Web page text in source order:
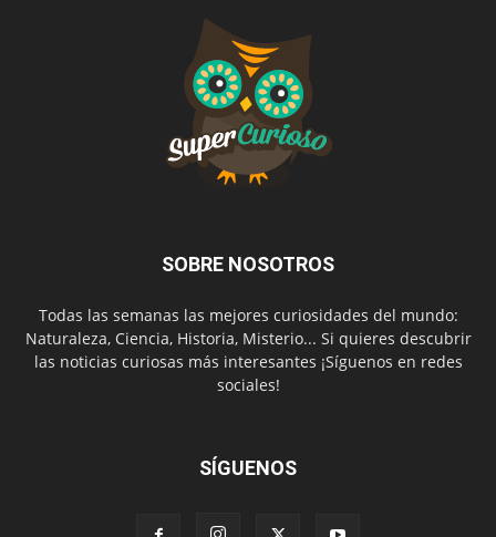
SOBRE NOSOTROS
Todas las semanas las mejores curiosidades del mundo:
Naturaleza, Ciencia, Historia, Misterio... Si quieres descubrir
las noticias curiosas más interesantes ¡Síguenos en redes
sociales!
SÍGUENOS